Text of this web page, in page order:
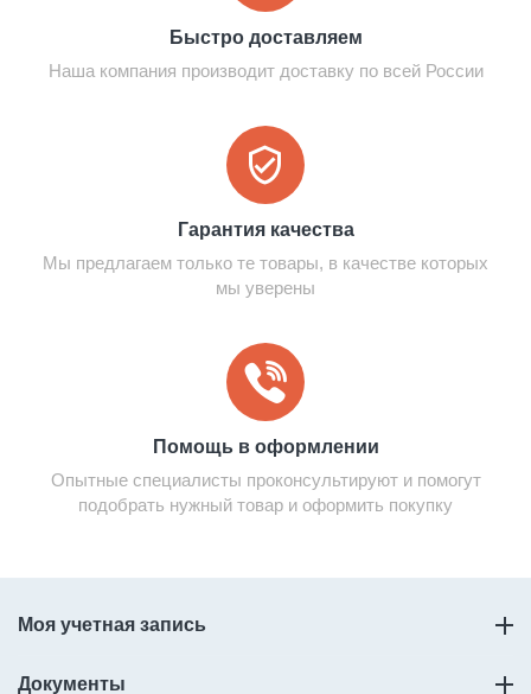
Быстро доставляем
Наша компания производит доставку по всей России
Гарантия качества
Мы предлагаем только те товары, в качестве которых
мы уверены
Помощь в оформлении
Опытные специалисты проконсультируют и помогут
подобрать нужный товар и оформить покупку
Моя учетная запись
Документы